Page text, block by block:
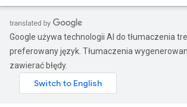
Google używa technologii AI do tłumaczenia
preferowany język. Tłumaczenia
zawierać błędy.